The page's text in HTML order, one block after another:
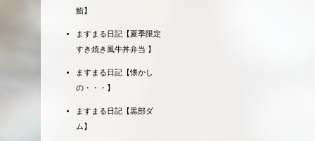
鮨】
ますまる日記【夏季限定
すき焼き風牛丼弁当 】
ますまる日記【懐かし
の・・・】
ますまる日記【黒部ダ
ム】